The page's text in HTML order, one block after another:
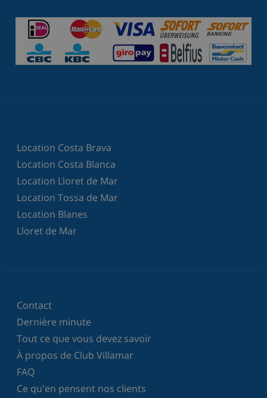
Location Costa Brava
Location Costa Blanca
Location Lloret de Mar
Location Tossa de Mar
Location Blanes
Lloret de Mar
Contact
Dernière minute
Tout ce que vous devez savoir
À propos de Club Villamar
FAQ
Ce qu'en pensent nos clients